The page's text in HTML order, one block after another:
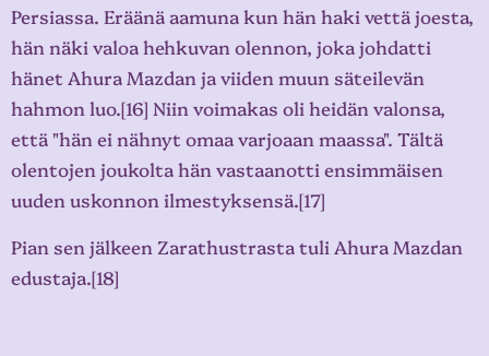
Persiassa. Eräänä aamuna kun hän haki vettä joesta,
hän näki valoa hehkuvan olennon, joka johdatti
hänet Ahura Mazdan ja viiden muun säteilevän
hahmon luo.[16] Niin voimakas oli heidän valonsa,
että "hän ei nähnyt omaa varjoaan maassa". Tältä
olentojen joukolta hän vastaanotti ensimmäisen
uuden uskonnon ilmestyksensä.[17]
Pian sen jälkeen Zarathustrasta tuli Ahura Mazdan
edustaja.[18]